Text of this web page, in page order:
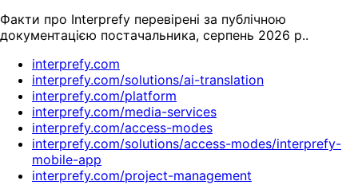
Факти про Interprefy перевірені за публічною
документацією постачальника, серпень 2026 р..
interprefy.com
interprefy.com/solutions/ai-translation
interprefy.com/platform
interprefy.com/media-services
interprefy.com/access-modes
interprefy.com/solutions/access-modes/interprefy-
mobile-app
interprefy.com/project-management